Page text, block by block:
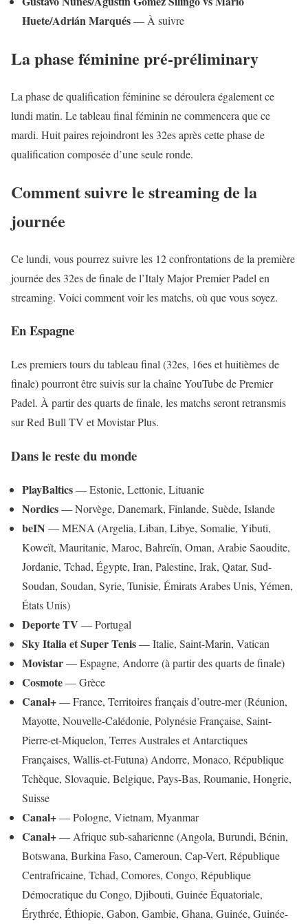
Huete/Adrián Marqués— À suivre
La phase féminine pré-préliminary
La phase de qualification féminine se déroulera également ce
lundi matin. Le tableau final féminin ne commencera que ce
mardi. Huit paires rejoindront les 32es après cette phase de
qualification composée d’une seule ronde.
Comment suivre le streaming de la
journée
Ce lundi, vous pourrez suivre les 12 confrontations de la première
journée des 32es de finale de l’Italy Major Premier Padel en
streaming. Voici comment voir les matchs, où que vous soyez.
En Espagne
Les premiers tours du tableau final (32es, 16es et huitièmes de
finale) pourront être suivis sur la chaîne YouTube de Premier
Padel. À partir des quarts de finale, les matchs seront retransmis
sur Red Bull TV et Movistar Plus.
Dans le reste du monde
PlayBaltics— Estonie, Lettonie, Lituanie
Nordics— Norvège, Danemark, Finlande, Suède, Islande
beIN — MENA (Argelia, Liban, Libye, Somalie, Yibuti,
Koweït, Mauritanie, Maroc, Bahreïn, Oman, Arabie Saoudite,
Jordanie, Tchad, Égypte, Iran, Palestine, Irak, Qatar, Sud-
Soudan, Soudan, Syrie, Tunisie, Émirats Arabes Unis, Yémen,
États Unis)
Deporte TV — Portugal
Sky Italia et Super Tenis— Italie, Saint-Marin, Vatican
Movistar— Espagne, Andorre (à partir des quarts de finale)
Cosmote— Grèce
Canal+— France, Territoires français d’outre-mer (Réunion,
Mayotte, Nouvelle-Calédonie, Polynésie Française, Saint-
Pierre-et-Miquelon, Terres Australes et Antarctiques
Françaises, Wallis-et-Futuna) Andorre, Monaco, République
Tchèque, Slovaquie, Belgique, Pays-Bas, Roumanie, Hongrie,
Suisse
Canal+— Pologne, Vietnam, Myanmar
Canal+— Afrique sub-saharienne (Angola, Burundi, Bénin,
Botswana, Burkina Faso, Cameroun, Cap-Vert, République
Centrafricaine, Tchad, Comores, Congo, République
Démocratique du Congo, Djibouti, Guinée Équatoriale,
Érythrée, Éthiopie, Gabon, Gambie, Ghana, Guinée, Guinée-